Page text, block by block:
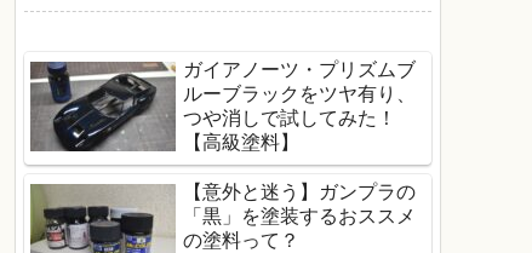
ガイアノーツ・プリズムブ
ルーブラックをツヤ有り、
つや消しで試してみた！
【高級塗料】
【意外と迷う】ガンプラの
「黒」を塗装するおススメ
の塗料って？